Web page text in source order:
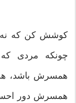
کوشش کن که نه
چونکه مردی
همسرش باشد،
همسرش دور